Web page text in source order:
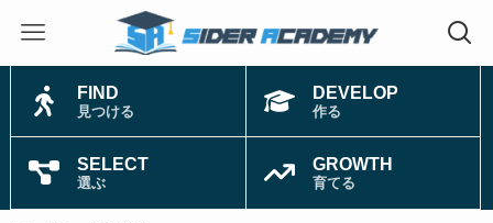
FIND
見つける
DEVELOP
作る
SELECT
選ぶ
GROWTH
育てる